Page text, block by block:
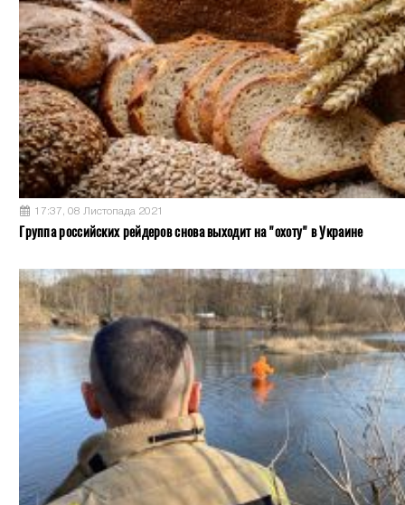
17:37, 08 Листопада 2021
Группа российских рейдеров снова выходит на "охоту" в Украине